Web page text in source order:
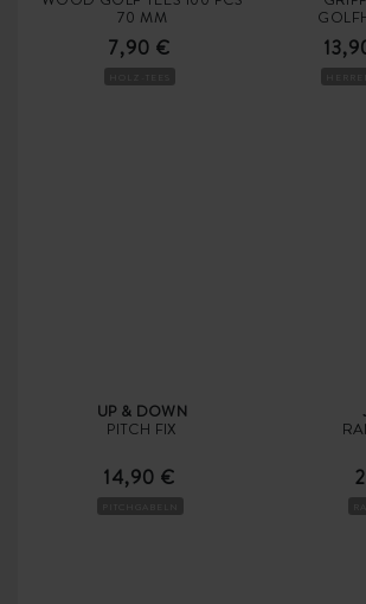
70 MM
7,90 €
UP & DOWN
PITCH FIX
14,90 €